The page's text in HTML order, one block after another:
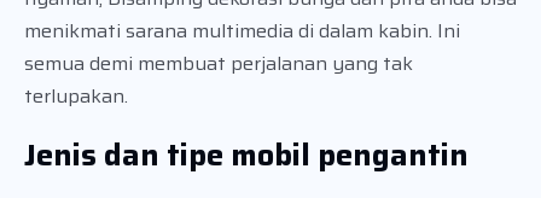
menikmati sarana multimedia di dalam kabin. Ini
semua demi membuat perjalanan yang tak
terlupakan.
Jenis dan tipe mobil pengantin